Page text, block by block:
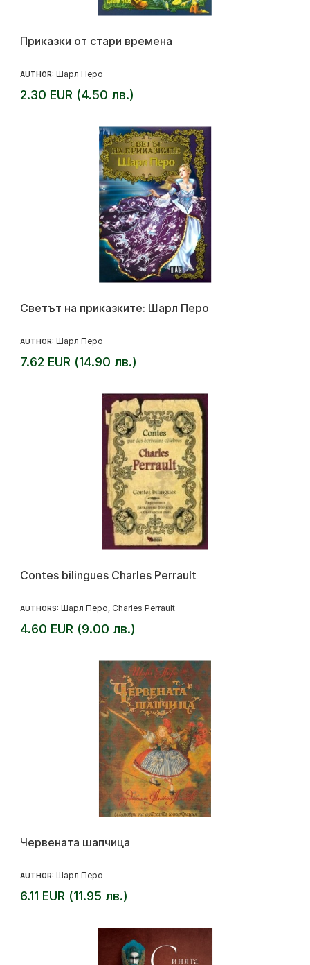
Приказки от стари времена
AUTHOR: Шарл Перо
2.30 EUR (4.50 лв.)
Светът на приказките: Шарл Перо
AUTHOR: Шарл Перо
7.62 EUR (14.90 лв.)
Contes bilingues Charles Perrault
AUTHORS: Шарл Перо Charles Perrault
4.60 EUR (9.00 лв.)
Червената шапчица
AUTHOR: Шарл Перо
6.11 EUR (11.95 лв.)